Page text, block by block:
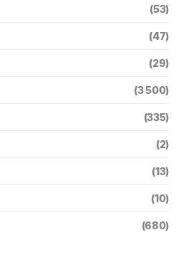
(53)
(47)
(29)
(3 500)
(335)
(2)
(13)
(10)
(680)